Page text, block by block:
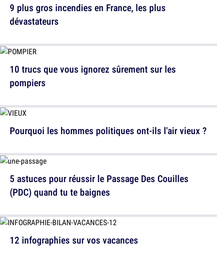
10 trucs que vous ignorez sûrement sur les
pompiers
5 astuces pour réussir le Passage Des Couilles
(PDC) quand tu te baignes
9 plus gros incendies en France, les plus
dévastateurs
Pourquoi les hommes politiques ont-ils l'air vieux ?
12 infographies sur vos vacances